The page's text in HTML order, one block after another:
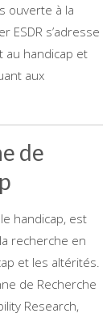
ouverte à la
ESDR s’adresse
au handicap et
aux
de
handicap, est
recherche en
et les altérités.
de Recherche
Research,